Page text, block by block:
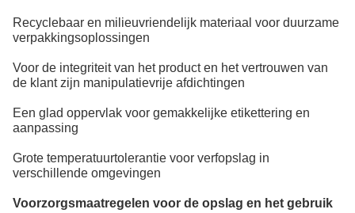
Recyclebaar en milieuvriendelijk materiaal voor duurzame
verpakkingsoplossingen
Voor de integriteit van het product en het vertrouwen van
de klant zijn manipulatievrije afdichtingen
Een glad oppervlak voor gemakkelijke etikettering en
aanpassing
Grote temperatuurtolerantie voor verfopslag in
verschillende omgevingen
Voorzorgsmaatregelen voor de opslag en het gebruik